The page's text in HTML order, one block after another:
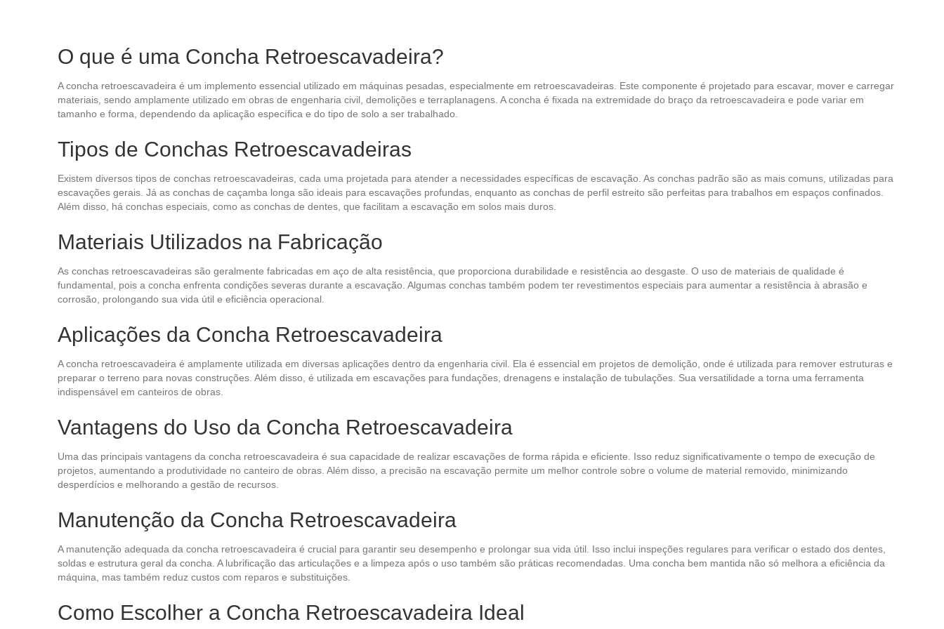
O que é uma Concha Retroescavadeira?
A concha retroescavadeira é um implemento essencial utilizado em máquinas pesadas, especialmente em retroescavadeiras. Este componente é projetado para escavar, mover e carregar
materiais, sendo amplamente utilizado em obras de engenharia civil, demolições e terraplanagens. A concha é fixada na extremidade do braço da retroescavadeira e pode variar em
tamanho e forma, dependendo da aplicação específica e do tipo de solo a ser trabalhado.
Tipos de Conchas Retroescavadeiras
Existem diversos tipos de conchas retroescavadeiras, cada uma projetada para atender a necessidades específicas de escavação. As conchas padrão são as mais comuns, utilizadas para
escavações gerais. Já as conchas de caçamba longa são ideais para escavações profundas, enquanto as conchas de perfil estreito são perfeitas para trabalhos em espaços confinados.
Além disso, há conchas especiais, como as conchas de dentes, que facilitam a escavação em solos mais duros.
Materiais Utilizados na Fabricação
As conchas retroescavadeiras são geralmente fabricadas em aço de alta resistência, que proporciona durabilidade e resistência ao desgaste. O uso de materiais de qualidade é
fundamental, pois a concha enfrenta condições severas durante a escavação. Algumas conchas também podem ter revestimentos especiais para aumentar a resistência à abrasão e
corrosão, prolongando sua vida útil e eficiência operacional.
Aplicações da Concha Retroescavadeira
A concha retroescavadeira é amplamente utilizada em diversas aplicações dentro da engenharia civil. Ela é essencial em projetos de demolição, onde é utilizada para remover estruturas e
preparar o terreno para novas construções. Além disso, é utilizada em escavações para fundações, drenagens e instalação de tubulações. Sua versatilidade a torna uma ferramenta
indispensável em canteiros de obras.
Vantagens do Uso da Concha Retroescavadeira
Uma das principais vantagens da concha retroescavadeira é sua capacidade de realizar escavações de forma rápida e eficiente. Isso reduz significativamente o tempo de execução de
projetos, aumentando a produtividade no canteiro de obras. Além disso, a precisão na escavação permite um melhor controle sobre o volume de material removido, minimizando
desperdícios e melhorando a gestão de recursos.
Manutenção da Concha Retroescavadeira
A manutenção adequada da concha retroescavadeira é crucial para garantir seu desempenho e prolongar sua vida útil. Isso inclui inspeções regulares para verificar o estado dos dentes,
soldas e estrutura geral da concha. A lubrificação das articulações e a limpeza após o uso também são práticas recomendadas. Uma concha bem mantida não só melhora a eficiência da
máquina, mas também reduz custos com reparos e substituições.
Como Escolher a Concha Retroescavadeira Ideal